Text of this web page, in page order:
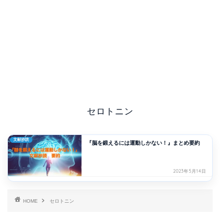
セロトニン
文献抄読
『脳を鍛えるには運動しかない！』まとめ要約
2023年5月14日
HOME セロトニン